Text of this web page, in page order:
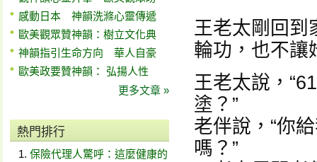
感動日本 神韻洗滌心靈傳遞
歐美觀眾贊神韻：樹立文化典
神韻指引生命方向 華人自豪
歐美政要贊神韻： 弘揚人性
更多文章 »
熱門排行
保險代理人驚呼：這麼健康的
王老太剛回到
輪功，也不讓
王老太說，
塗？”
老伴說，“你
嗎？”